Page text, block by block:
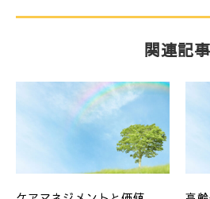
関連記事